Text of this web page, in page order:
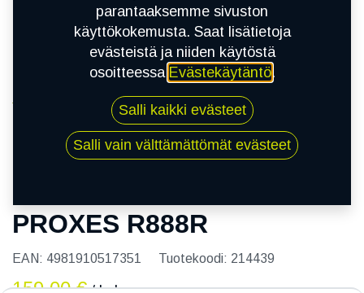
185/60R14 82V TOYO PROXES R888R
PROXES R888R
EAN: 4981910517351 Tuotekoodi: 214439
159,00€
parantaaksemme sivuston
käyttökokemusta. Saat lisätietoja
evästeistä ja niiden käytöstä
osoitteessa Evästekäytäntö.
Salli kaikki evästeet
Salli vain välttämättömät evästeet